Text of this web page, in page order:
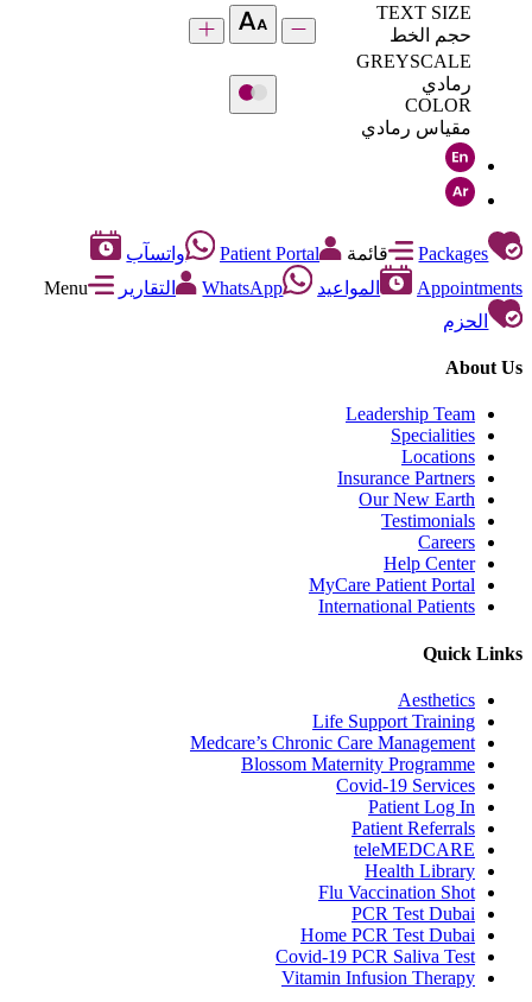
TEXT SIZE
حجم الخط
GREYSCALE
رمادي
COLOR
مقياس رمادي
Packages قائمة Patient Portal
واتسآب
Appointments
المواعيد WhatsApp التقارير
Menu
الحزم
About Us
Leadership Team
Specialities
Locations
Insurance Partners
Our New Earth
Testimonials
Careers
Help Center
MyCare Patient Portal
International Patients
Quick Links
Aesthetics
Life Support Training
Medcare’s Chronic Care Management
Blossom Maternity Programme
Covid-19 Services
Patient Log In
Patient Referrals
teleMEDCARE
Health Library
Flu Vaccination Shot
PCR Test Dubai
Home PCR Test Dubai
Covid-19 PCR Saliva Test
Vitamin Infusion Therapy